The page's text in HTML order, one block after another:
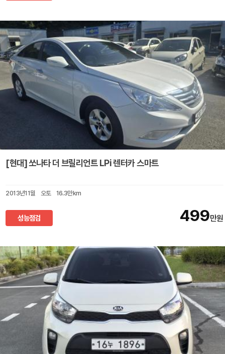
[현대] 쏘나타 더 브릴리언트 LPi 렌터카 스마트
2013년11월 오토 16.3만km
성능점검 499만원